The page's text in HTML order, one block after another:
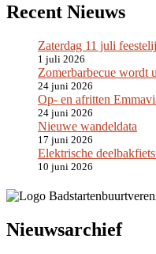
Recent Nieuws
Zaterdag 11 juli
1 juli 2026
Zomerbarbecue wordt
24 juni 2026
Op- en afritten
24 juni 2026
Nieuwe wandeldata
17 juni 2026
Elektrische
10 juni 2026
Nieuwsarchief